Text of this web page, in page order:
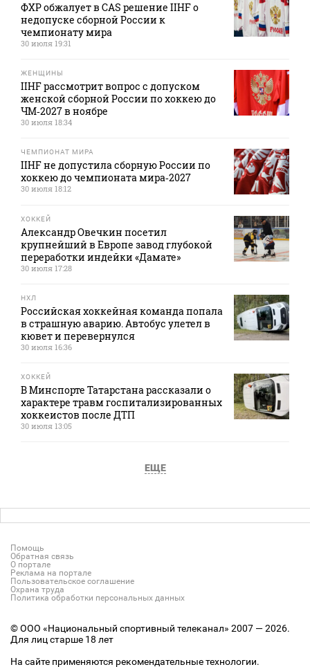
ФХР обжалует в CAS решение IIHF о
недопуске сборной России к
чемпионату мира
30 июля 19:31
ЖЕНЩИНЫ
IIHF рассмотрит вопрос с допуском
женской сборной России по хоккею до
ЧМ‑2027 в ноябре
30 июля 18:34
ЧЕМПИОНАТ МИРА
IIHF не допустила сборную России по
хоккею до чемпионата мира‑2027
30 июля 18:12
ХОККЕЙ
Александр Овечкин посетил
крупнейший в Европе завод глубокой
переработки индейки «Дамате»
30 июля 17:28
НХЛ
Российская хоккейная команда попала
в страшную аварию. Автобус улетел в
кювет и перевернулся
30 июля 16:36
ХОККЕЙ
В Минспорте Татарстана рассказали о
характере травм госпитализированных
хоккеистов после ДТП
30 июля 13:05
ЕЩЕ
Помощь
Обратная связь
О портале
Реклама на портале
Пользовательское соглашение
Охрана труда
Политика обработки персональных данных
© ООО «Национальный спортивный телеканал» 2007 — 2026.
Для лиц старше 18 лет
На сайте применяются рекомендательные технологии.